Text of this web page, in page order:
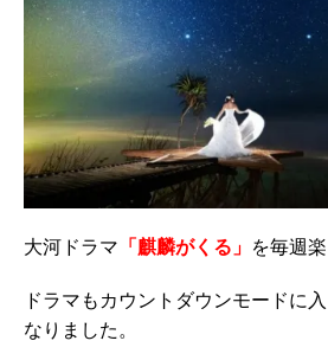
大河ドラマ 「麒麟がくる」 を毎週
ドラマもカウントダウンモードに
なりました。